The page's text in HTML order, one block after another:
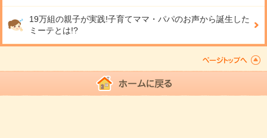
19万組の親子が実践!子育てママ・パパのお声から誕生した
ミーテとは!?